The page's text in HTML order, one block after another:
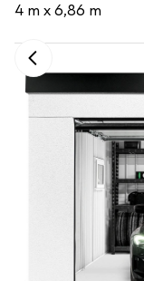
4 m x 6,86 m